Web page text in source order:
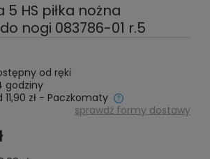
HS piłka nożna
nogi 083786-01 r.5
od ręki
godziny
11,90 zł - Paczkomaty
ewentualnych kosztów płatności
sprawdź formy dostawy